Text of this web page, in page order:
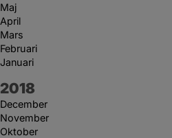
Maj
April
Mars
Februari
Januari
År:
2018
December
November
Oktober